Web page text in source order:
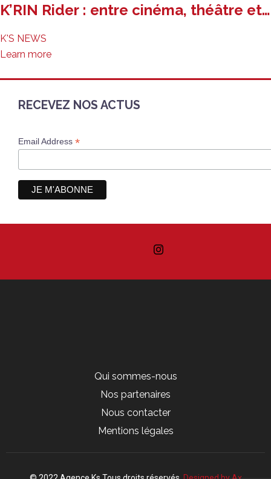
K’RIN Rider : entre cinéma, théâtre et…
K'S NEWS
Learn more
RECEVEZ NOS ACTUS
Email Address *
Qui sommes-nous
Nos partenaires
Nous contacter
Mentions légales